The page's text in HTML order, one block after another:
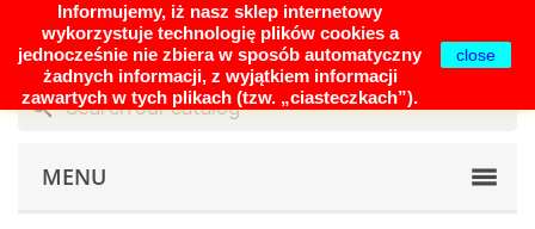
 
search
MENU
Informujemy, iż nasz sklep internetowy
wykorzystuje technologię plików cookies a
jednocześnie nie zbiera w sposób automatyczny
żadnych informacji, z wyjątkiem informacji
zawartych w tych plikach (tzw. „ciasteczkach”).
close